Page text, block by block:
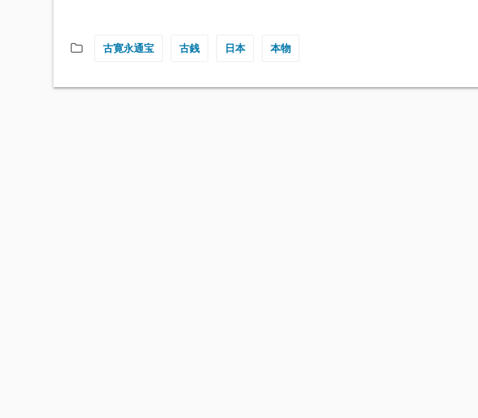
古寛永通宝 古銭 日本 本物